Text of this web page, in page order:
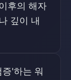
후의 해자
깊이 내
'하는 워